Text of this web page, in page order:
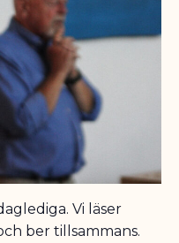
Vi läser
ber tillsammans.